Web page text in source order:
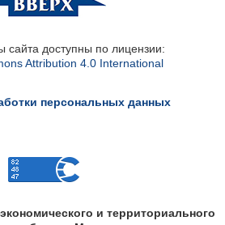
сайта доступны по лицензии:
Attribution 4.0 International
персональных данных
и территориального